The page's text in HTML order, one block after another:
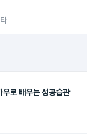
우로 배우는 성공습관